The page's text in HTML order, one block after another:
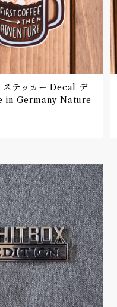
テッカー Decal デ
in Germany Nature